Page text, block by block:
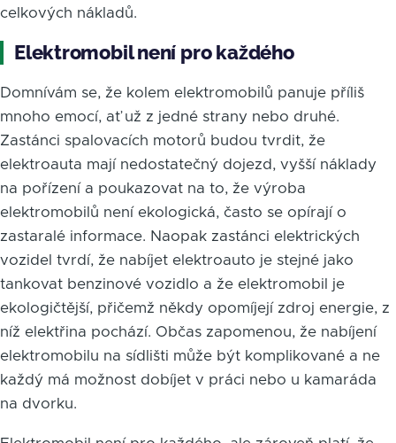
celkových nákladů.
Elektromobil není pro každého
Domnívám se, že kolem elektromobilů panuje příliš
mnoho emocí, ať už z jedné strany nebo druhé.
Zastánci spalovacích motorů budou tvrdit, že
elektroauta mají nedostatečný dojezd, vyšší náklady
na pořízení a poukazovat na to, že výroba
elektromobilů není ekologická, často se opírají o
zastaralé informace. Naopak zastánci elektrických
vozidel tvrdí, že nabíjet elektroauto je stejné jako
tankovat benzinové vozidlo a že elektromobil je
ekologičtější, přičemž někdy opomíjejí zdroj energie, z
níž elektřina pochází. Občas zapomenou, že nabíjení
elektromobilu na sídlišti může být komplikované a ne
každý má možnost dobíjet v práci nebo u kamaráda
na dvorku.